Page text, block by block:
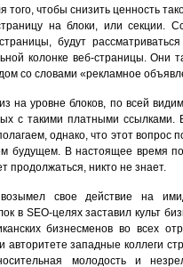
того, чтобы снизить ценность
на блоки, или секции.
будут
колонке веб-страницы. Они
со словами «рекламное
на уровне блоков, по всей
с такими платными ссылками.
однако, что этот вопрос
будущем. В настоящее время
продолжаться, никто не знает.
свое действие на
в SEO-целях заставил культ
бизнесменов во всех
авторитете западные коллеги
молодость и